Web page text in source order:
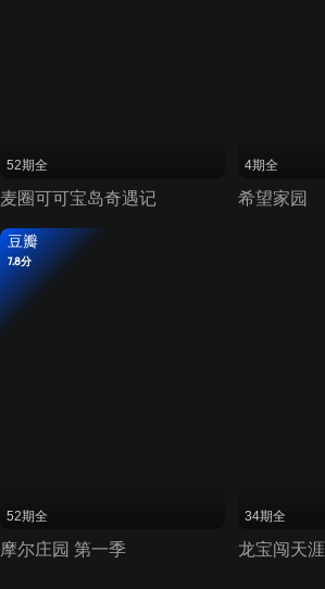
52期全
麦圈可可宝岛奇遇记
4期全
希望家园
豆瓣
7.8分
52期全
摩尔庄园 第一季
34期全
龙宝闯天涯